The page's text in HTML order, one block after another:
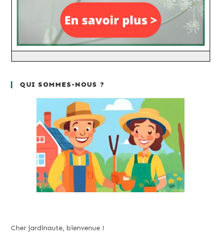
QUI SOMMES-NOUS ?
Cher jardinaute, bienvenue !